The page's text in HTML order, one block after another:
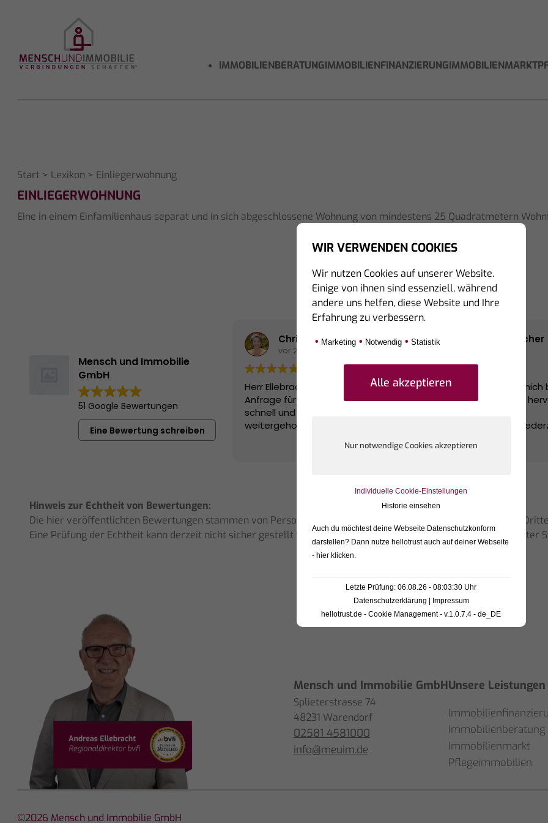
IMMOBILIENBERATUNGIMMOBILIENFINANZIERUNGIMMOBILIENMARKT
Start > Lexikon > Einliegerwohnung
EINLIEGERWOHNUNG
Eine in einem Einfamilienhaus separat und in sich abgeschlossene Wohnung von mindestens 25 Quadratmetern
Mensch und Immobilie
GmbH
51 Google Bewertungen
Eine Bewertung schreiben
Christa Beckers
vor 2 Monaten
Herr Ellebracht hat uns bei einer
Anfrage für eine Finanzierung sehr
schnell und kompetent
weitergeholfen. Vielen Dank.
Sabrina Fischer
Herr Ellebracht hat mich
meiner Finanzierung
Alle Fragen wurden
beantwortet und ich
Besonders angenehm
entspannte und
Beratung – ganz ohne
Es wurde wirklich
welche Lösung am
aufgehoben gefühlt und
Herrn Ellebracht nur
weiterempfehlen.
Weiterlesen
Hinweis zur Echtheit von Bewertungen:
Die hier veröffentlichten Bewertungen stammen von Personen, die unsere Dienstleistungen auf Portalen von
Eine Prüfung der Echtheit kann derzeit nicht sicher gestellt werden, da die bewertenden Personen teilweise unter
Mensch und Immobilie GmbH
Splieterstrasse 74
48231 Warendorf
02581 4581000
info@meuim.de
Unsere Leistungen
Immobilienberatung
Immobilienmarkt
Pflegeimmobilien
©2026 Mensch und Immobilie GmbH
WIR VERWENDEN COOKIES
Wir nutzen Cookies auf unserer Website.
Einige von ihnen sind essenziell, während
andere uns helfen, diese Website und Ihre
Erfahrung zu verbessern.
• Marketing • Notwendig • Statistik
Individuelle Cookie-Einstellungen
Historie einsehen
Auch du möchtest deine Webseite Datenschutzkonform
darstellen? Dann nutze hellotrust auch auf deiner Webseite
- hier klicken.
Letzte Prüfung: 06.08.26 - 08:03:30 Uhr
Datenschutzerklärung
Impressum
hellotrust.de - Cookie Management - v.1.0.7.4 - de_DE